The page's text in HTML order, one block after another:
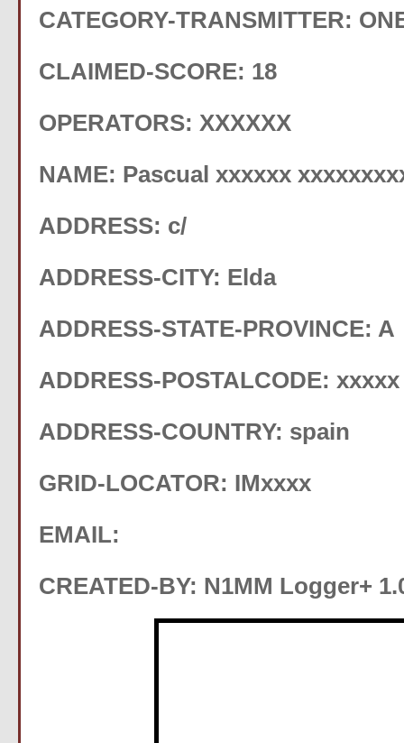
CATEGORY-TRANSMITTER:
CLAIMED-SCORE: 18
OPERATORS: XXXXXX
NAME: Pascual xxxxxx
ADDRESS: c/
ADDRESS-CITY: Elda
ADDRESS-STATE-PROVINCE: A
ADDRESS-POSTALCODE: xxxxx
ADDRESS-COUNTRY: spain
GRID-LOCATOR: IMxxxx
EMAIL:
CREATED-BY: N1MM Logger+